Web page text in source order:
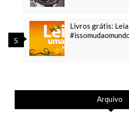
Livros grátis:
Arquivo